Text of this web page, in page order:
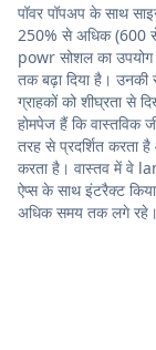
पॉवर पॉपअप के साथ
250% से अधिक (600
powr सोशल का
तक बढ़ा दिया है।
ग्राहकों को शीघ्रता से
होमपेज हैं कि वास्तविक
तरह से प्रदर्शित करता
करता है। वास्तव में वे
ऐप्स के साथ इंटरैक्ट
अधिक समय तक लगे रहे।